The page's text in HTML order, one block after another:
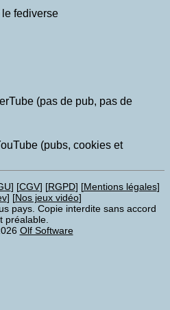
le fediverse
(pas de pub, pas de
(pubs, cookies et
CGV RGPD
Mentions légales
Nos jeux vidéo
pays. Copie interdite sans accord
préalable.
Olf Software